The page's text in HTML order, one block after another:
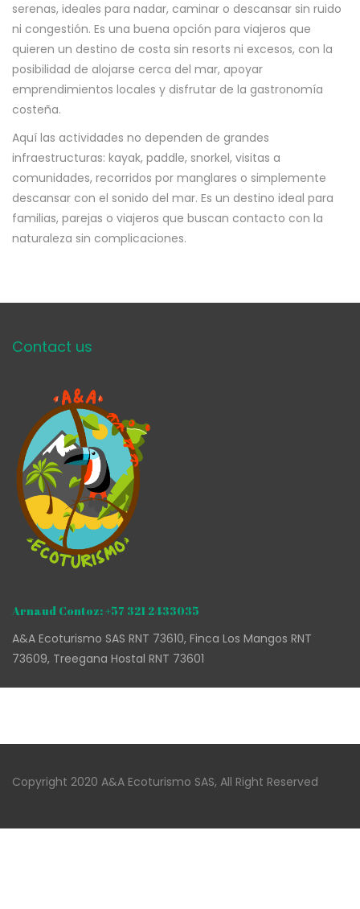
serenas, ideales para nadar, caminar o descansar sin ruido
ni congestión. Es una buena opción para viajeros que
quieren un destino de costa sin resorts ni excesos, con la
posibilidad de alojarse cerca del mar, apoyar
emprendimientos locales y disfrutar de la gastronomía
costeña.
Aquí las actividades no dependen de grandes
infraestructuras: kayak, paddle, snorkel, visitas a
comunidades, recorridos por manglares o simplemente
descansar con el sonido del mar. Es un destino ideal para
familias, parejas o viajeros que buscan contacto con la
naturaleza sin complicaciones.
Contact us
Arnaud Contoz: +57 321 2433035
A&A Ecoturismo SAS RNT 73610, Finca Los Mangos RNT
73609, Treegana Hostal RNT 73601
Copyright 2020 A&A Ecoturismo SAS, All Right Reserved